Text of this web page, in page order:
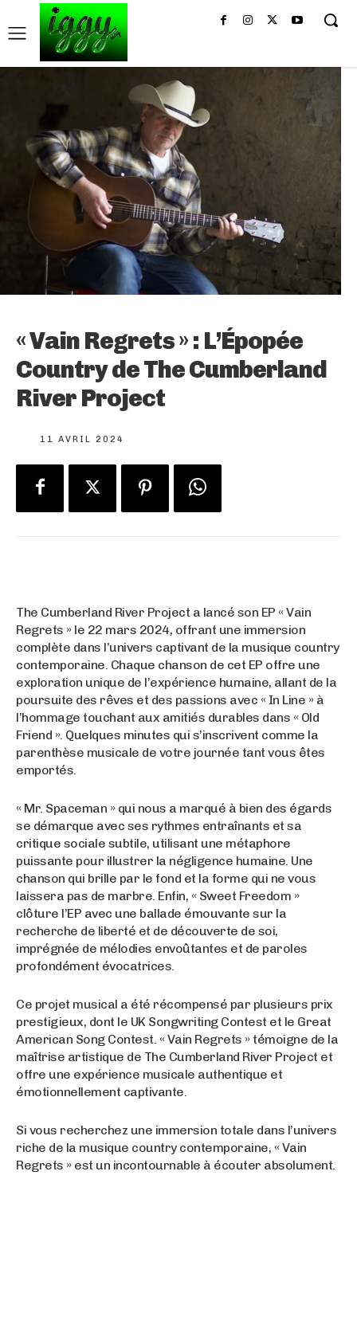
« Vain Regrets » : L’Épopée
Country de The Cumberland
River Project
11 AVRIL 2024
The Cumberland River Project a lancé son EP « Vain
Regrets » le 22 mars 2024, offrant une immersion
complète dans l’univers captivant de la musique country
contemporaine. Chaque chanson de cet EP offre une
exploration unique de l’expérience humaine, allant de la
poursuite des rêves et des passions avec « In Line » à
l’hommage touchant aux amitiés durables dans « Old
Friend ». Quelques minutes qui s’inscrivent comme la
parenthèse musicale de votre journée tant vous êtes
emportés.
« Mr. Spaceman » qui nous a marqué à bien des égards
se démarque avec ses rythmes entraînants et sa
critique sociale subtile, utilisant une métaphore
puissante pour illustrer la négligence humaine. Une
chanson qui brille par le fond et la forme qui ne vous
laissera pas de marbre. Enfin, « Sweet Freedom »
clôture l’EP avec une ballade émouvante sur la
recherche de liberté et de découverte de soi,
imprégnée de mélodies envoûtantes et de paroles
profondément évocatrices.
Ce projet musical a été récompensé par plusieurs prix
prestigieux, dont le UK Songwriting Contest et le Great
American Song Contest. « Vain Regrets » témoigne de la
maîtrise artistique de The Cumberland River Project et
offre une expérience musicale authentique et
émotionnellement captivante.
Si vous recherchez une immersion totale dans l’univers
riche de la musique country contemporaine, « Vain
Regrets » est un incontournable à écouter absolument.